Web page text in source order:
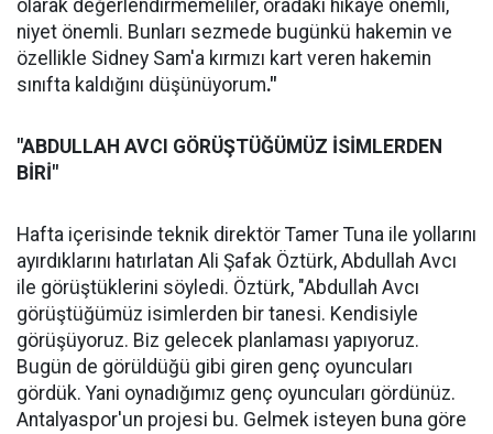
olarak değerlendirmemeliler, oradaki hikaye önemli,
niyet önemli. Bunları sezmede bugünkü hakemin ve
özellikle Sidney Sam'a kırmızı kart veren hakemin
sınıfta kaldığını düşünüyorum."
"ABDULLAH AVCI GÖRÜŞTÜĞÜMÜZ İSİMLERDEN
BİRİ"
Hafta içerisinde teknik direktör Tamer Tuna ile yollarını
ayırdıklarını hatırlatan Ali Şafak Öztürk, Abdullah Avcı
ile görüştüklerini söyledi. Öztürk, "Abdullah Avcı
görüştüğümüz isimlerden bir tanesi. Kendisiyle
görüşüyoruz. Biz gelecek planlaması yapıyoruz.
Bugün de görüldüğü gibi giren genç oyuncuları
gördük. Yani oynadığımız genç oyuncuları gördünüz.
Antalyaspor'un projesi bu. Gelmek isteyen buna göre